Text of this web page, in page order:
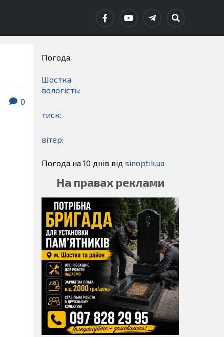
0
Погода
Шостка
вологість:
тиск:
вітер:
Погода на 10 днів від sinoptik.ua
На правах реклами